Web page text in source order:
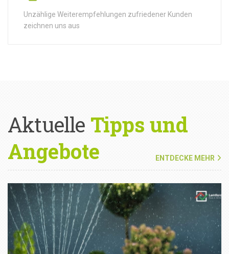
Unzählige Weiterempfehlungen zufriedener Kunden
zeichnen uns aus
Aktuelle Tipps und
Angebote
ENTDECKE MEHR